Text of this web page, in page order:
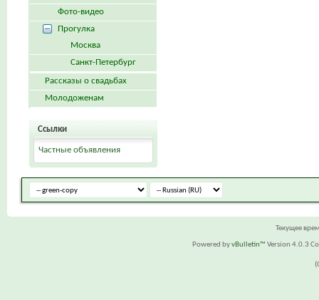
Фото-видео
Прогулка
Москва
Санкт-Петербург
Рассказы о свадьбах
Молодоженам
Ссылки
Частные объявления
Текущее
Powered byvBulletin™ Version 4.0.3